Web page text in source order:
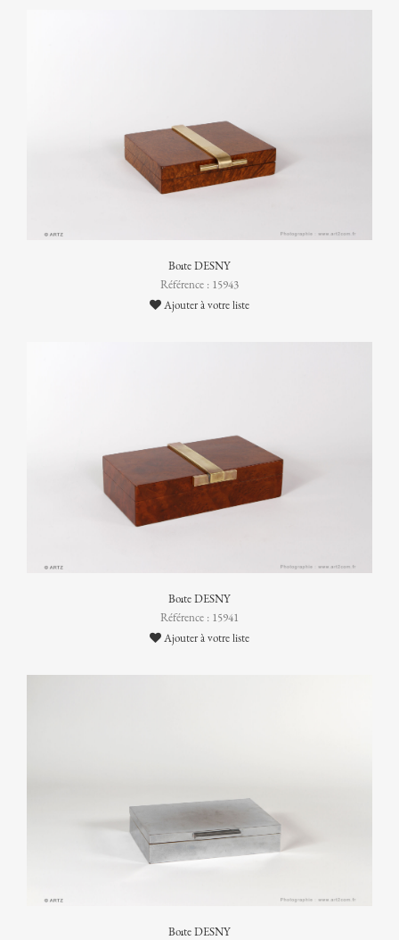
Boîte DESNY
Référence : 15943
Ajouter à votre liste
Boîte DESNY
Référence : 15941
Ajouter à votre liste
Boîte DESNY